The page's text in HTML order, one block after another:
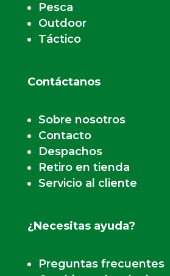
Pesca
Outdoor
Táctico
Contáctanos
Sobre nosotros
Contacto
Despachos
Retiro en tienda
Servicio al cliente
¿Necesitas ayuda?
Preguntas frecuentes